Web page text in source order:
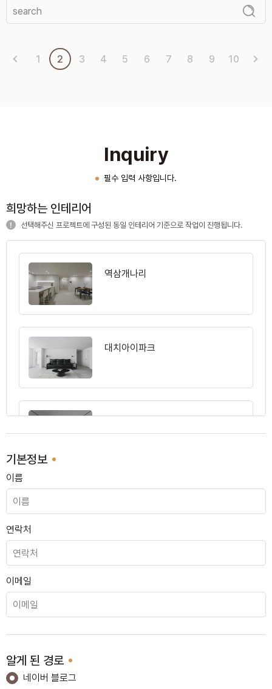
1 2 3 4 5 6 7 8 9 10
Inquiry
필수 입력 사항입니다.
희망하는 인테리어
선택해주신 프로젝트에 구성된 동일 인테리어 기준으로 작업이 진행됩니다.
역삼개나리
대치아이파크
올림픽파크포레온
기본정보
이름
연락처
이메일
알게 된 경로
네이버 블로그